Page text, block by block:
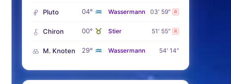
Pluto 04° ♒ Wassermann 03' 59" R
Chiron 00° ♉ Stier 51' 55" R
M. Knoten 29° ♒ Wassermann 54' 14"